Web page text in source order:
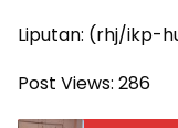
Liputan: (rhj/ikp-
Post Views: 286